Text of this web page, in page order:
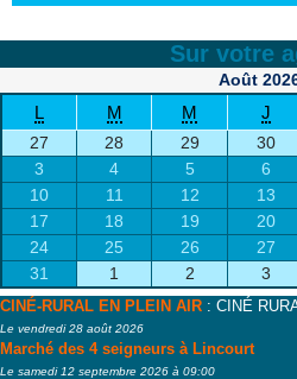
Sur votre
Août
L M M J
27 28 29 30
3
4 5 6
10
11 12 13
17
18 19 20
24
25 26 27
31
1 2 3
CINÉ-RURAL EN PLEIN AIR : CINÉ
Le vendredi 28 août 2026
Marché des 4 seigneurs à Lincourt
Le samedi 12 septembre 2026 à 09:00